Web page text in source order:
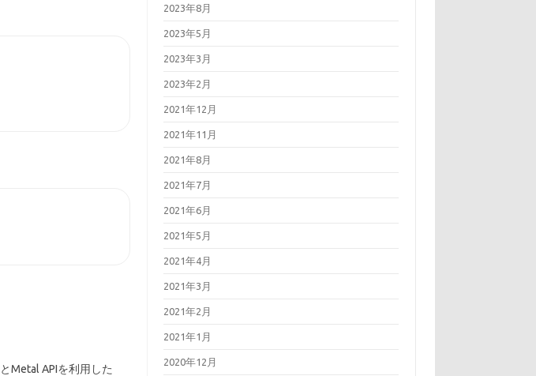
とMetal APIを利用した
2023年8月
2023年5月
2023年3月
2023年2月
2021年12月
2021年11月
2021年8月
2021年7月
2021年6月
2021年5月
2021年4月
2021年3月
2021年2月
2021年1月
2020年12月